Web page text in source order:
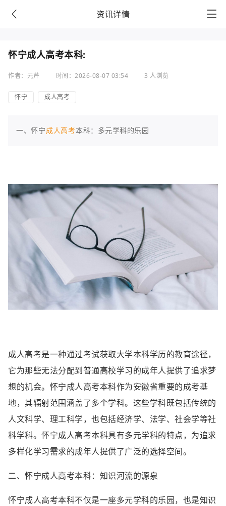
资讯详情
怀宁成人高考本科:
作者：元芹 时间：2026-08-07 03:54 3 人浏览
怀宁 成人高考
一、怀宁成人高考本科：多元学科的乐园
成人高考是一种通过考试获取大学本科学历的教育途径，
它为那些无法分配到普通高校学习的成年人提供了追求梦
想的机会。怀宁成人高考本科作为安徽省重要的成考基
地，其辐射范围涵盖了多个学科。这些学科既包括传统的
人文科学、理工科学，也包括经济学、法学、社会学等社
科学科。怀宁成人高考本科具有多元学科的特点，为追求
多样化学习需求的成年人提供了广泛的选择空间。
二、怀宁成人高考本科：知识河流的源泉
怀宁成人高考本科不仅是一座多元学科的乐园，也是知识